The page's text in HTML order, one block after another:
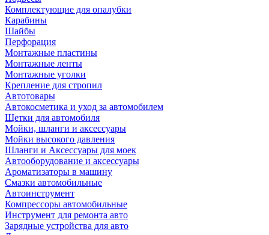
Комплектующие для опалубки
Карабины
Шайбы
Перфорация
Монтажные пластины
Монтажные ленты
Монтажные уголки
Крепление для стропил
Автотовары
Автокосметика и уход за автомобилем
Щетки для автомобиля
Мойки, шланги и аксессуары
Мойки высокого давления
Шланги и Аксессуары для моек
Автооборудование и аксессуары
Ароматизаторы в машину
Смазки автомобильные
Автоинструмент
Компрессоры автомобильные
Инструмент для ремонта авто
Зарядные устройства для авто